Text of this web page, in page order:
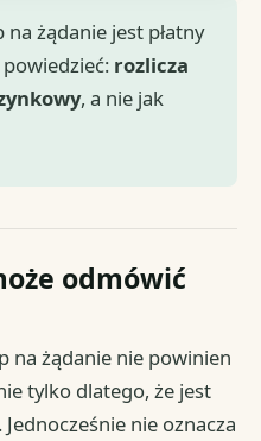
żądanie jest płatny
rozlicza
, a nie jak
odmówić
na żądanie nie powinien
tylko dlatego, że jest
nie oznacza